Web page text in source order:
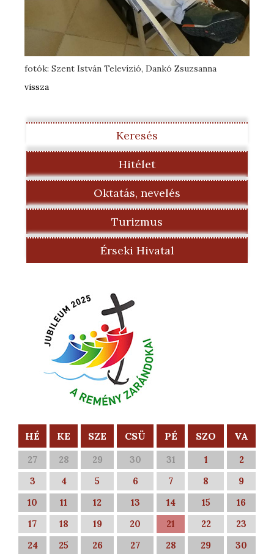
fotók: Szent István Televízió, Dankó Zsuzsanna
vissza
Keresés
Hitélet
Oktatás, nevelés
Turizmus
Érseki Hivatal
HÉ KE SZE CSÜ PÉ SZO VA
27 28 29 30 31 1
2
3
4 5 6 7 8
9
10
11 12 13 14 15
16
17
18 19 20 21 22
23
24
25 26 27 28 29
30